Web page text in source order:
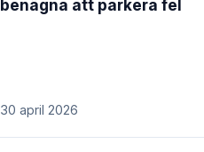
benägna att parkera fel
30 april 2026